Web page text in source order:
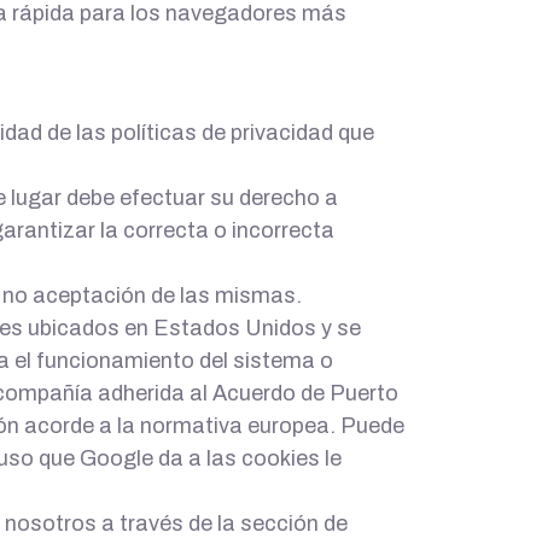
rápida para los navegadores más
de las políticas de privacidad que
debe efectuar su derecho a
la correcta o incorrecta
aceptación de las mismas.
ubicados en Estados Unidos y se
el funcionamiento del sistema o
adherida al Acuerdo de Puerto
acorde a la normativa europea. Puede
que Google da a las cookies le
a través de la sección de